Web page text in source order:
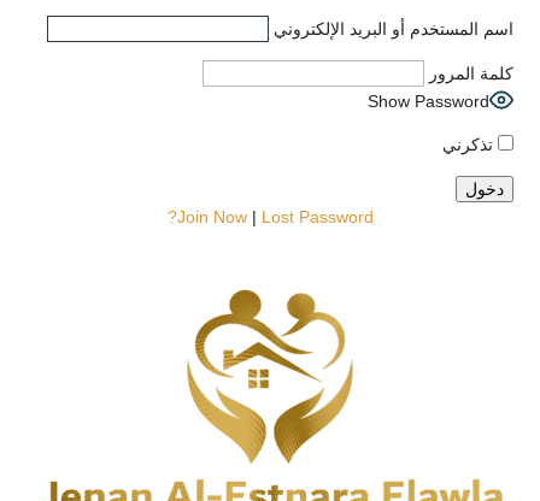
اسم المستخدم أو البريد الإلكتروني
كلمة المرور
Show Password
تذكرني
Join Now| Lost Password?